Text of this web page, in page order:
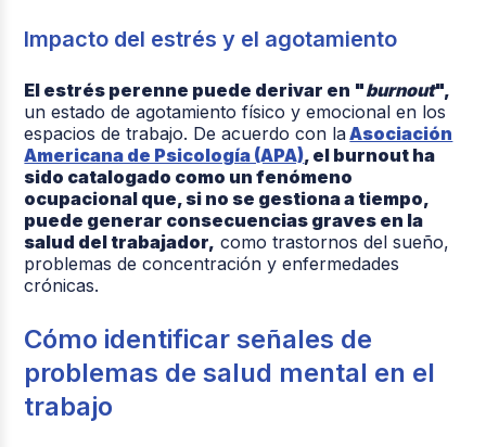
Impacto del estrés y el agotamiento
El estrés perenne puede derivar en "burnout",
un estado de agotamiento físico y emocional en los
espacios de trabajo. De acuerdo con laAsociación
Americana de Psicología (APA), el burnout ha
sido catalogado como un fenómeno
ocupacional que, si no se gestiona a tiempo,
puede generar consecuencias graves en la
salud del trabajador, como trastornos del sueño,
problemas de concentración y enfermedades
crónicas.
Cómo identificar señales de
problemas de salud mental en el
trabajo